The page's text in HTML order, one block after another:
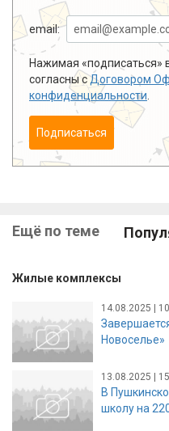
email:
Нажимая «подписаться»
согласны сДоговором
конфиденциальности
Подписаться
Ещё по теме
Жилые комплексы
14.08.2025 |
Новоселье»
13.08.2025 |
В
школу на